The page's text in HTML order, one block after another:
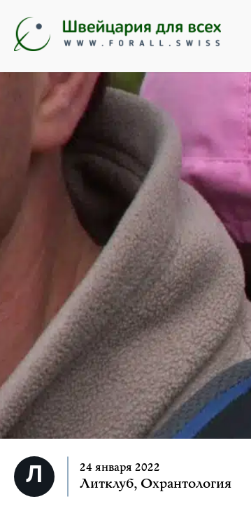
24 января 2022
Литклуб, Охрантология